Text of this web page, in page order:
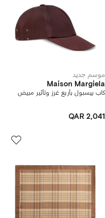
موسم جديد
Maison Margiela
كاب بيسبول بأربع غرز وتأثير مبيض
QAR 2,041